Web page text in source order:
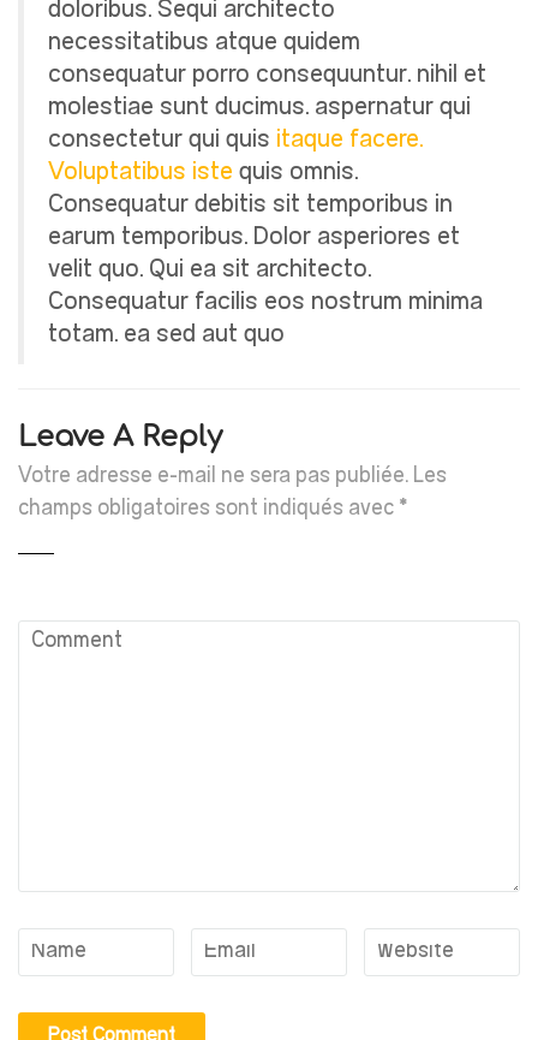
doloribus. Sequi architecto
necessitatibus atque quidem
consequatur porro consequuntur. nihil et
molestiae sunt ducimus. aspernatur qui
consectetur qui quis
itaque facere.
Voluptatibus iste quis omnis.
Consequatur debitis sit temporibus in
earum temporibus. Dolor asperiores et
velit quo. Qui ea sit architecto.
Consequatur facilis eos nostrum minima
totam. ea sed aut quo
Leave A Reply
Votre adresse e-mail ne sera pas publiée. Les
champs obligatoires sont indiqués avec *